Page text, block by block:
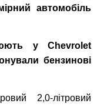
автомобіль
у Chevrolet
бензинові
2,0-літровий